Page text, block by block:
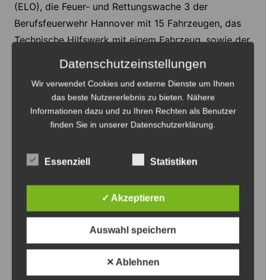
(ELO), die Feuer- und Rettungswache 3 der
Berufsfeuerwehr Hannover mit 15 Fahrzeugen, das
Technische Hilfswerk mit einem Fahrzeug, sowie der
Rettungsdienst mit zwei und die Polizei mit drei
Feuerwehr Polizei Rettungsdienst
Datenschutzeinstellungen
Wir verwendet Cookies und externe Dienste um Ihnen
das beste Nutzererlebnis zu bieten. Nähere
Informationen dazu und zu Ihren Rechten als Benutzer
finden Sie in unserer Datenschutzerklärung.
Essenziell Statistiken
✓ Akzeptieren
Auswahl speichern
✕ Ablehnen